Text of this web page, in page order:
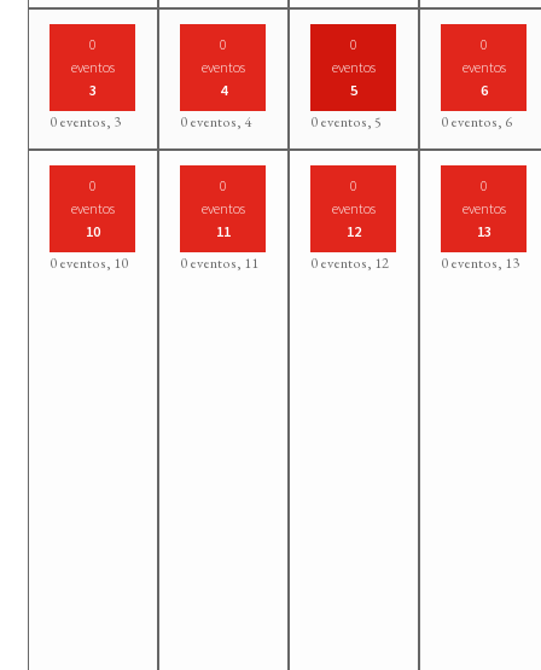
0
eventos
3
0 eventos, 3
0
eventos
4
0 eventos, 4
0
eventos
5
0 eventos,5
0
eventos
6
0 eventos, 6
0
eventos
10
0 eventos, 10
0
eventos
11
0 eventos, 11
0
eventos
12
0 eventos, 12
0
eventos
13
0 eventos, 13